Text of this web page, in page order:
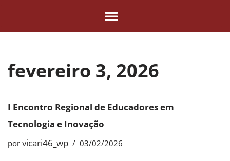
conteúdo
fevereiro 3, 2026
I Encontro Regional de Educadores em
Tecnologia e Inovação
por vicari46_wp 03/02/2026